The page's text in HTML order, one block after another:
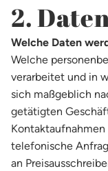
2.
Welche Daten
Welche
verarbeitet und in
sich maßgeblich
getätigten
Kontaktaufnahmen
telefonische
an